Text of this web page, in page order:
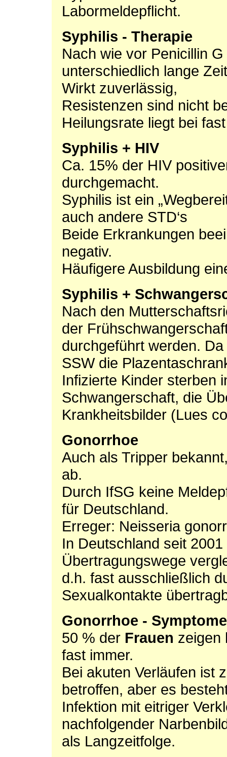
Labormeldepflicht.
Syphilis - Therapie
Nach wie vor Penicillin
unterschiedlich lange
Wirkt zuverlässig,
Resistenzen sind nicht
Heilungsrate liegt bei
Syphilis + HIV
Ca. 15% der HIV
durchgemacht.
Syphilis ist ein
auch andere STD‘s
Beide Erkrankungen
negativ.
Häufigere Ausbildung
Syphilis +
Nach den
der
durchgeführt werden.
SSW die
Infizierte Kinder sterben
Schwangerschaft, die
Krankheitsbilder (Lues
Gonorrhoe
Auch als Tripper
ab.
Durch IfSG keine
für Deutschland.
Erreger: Neisseria
In Deutschland seit
Übertragungswege
d.h. fast ausschließlich
Sexualkontakte
Gonorrhoe - Symptome
50 % der Frauen zeigen
fast immer.
Bei akuten Verläufen ist
betroffen, aber es
Infektion mit eitriger
nachfolgender
als Langzeitfolge.